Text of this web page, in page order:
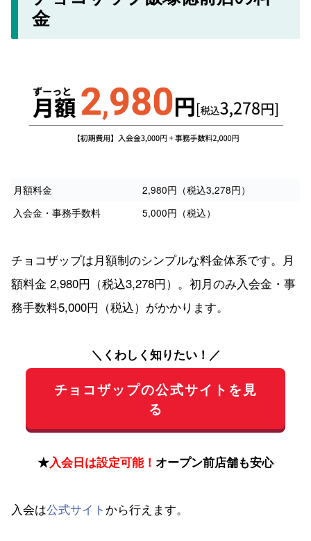
金
月額料金
2,980円（税込3,278円）
入会金・事務手数料
5,000円（税込）
チョコザップは月額制のシンプルな料金体系です。月
額料金 2,980円（税込3,278円）。初月のみ入会金・事
務手数料5,000円（税込）がかかります。
＼くわしく知りたい！／
チョコザップの公式サイトを見
る
★入会日は設定可能！ オープン前店舗も安心
入会は公式サイト から行えます。